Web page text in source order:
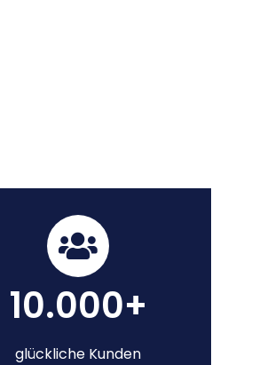
10.000+
glückliche Kunden